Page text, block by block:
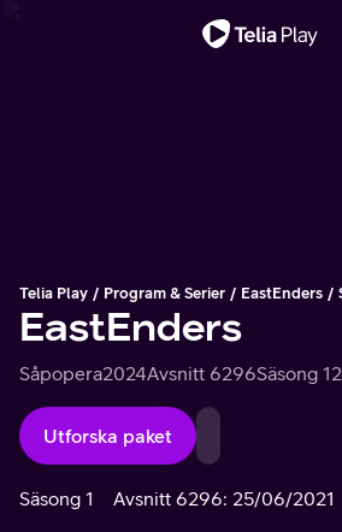
Telia Play Program & Serier EastEnders
EastEnders
Såpopera2024Avsnitt 6296Säsong 1
Utforska paket
Säsong 1 Avsnitt 6296: 25/06/2021